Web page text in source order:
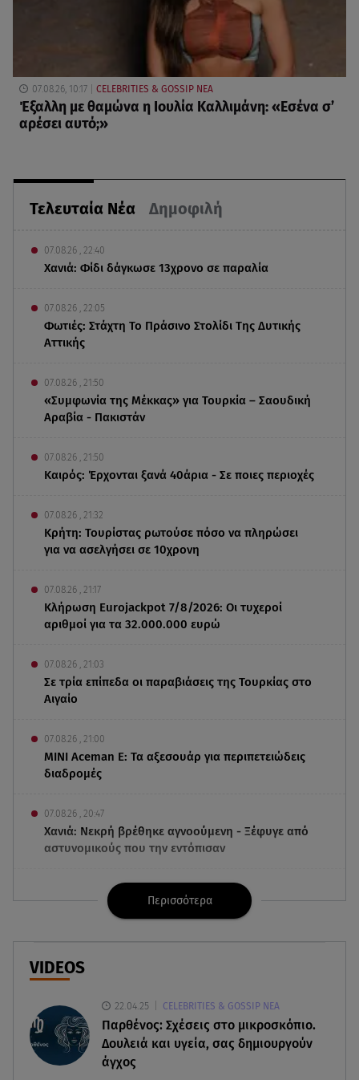
Τελευταία Νέα Δημοφιλή
07.08.26 , 22:40
Χανιά: Φίδι δάγκωσε 13χρονο σε παραλία
07.08.26 , 22:05
Φωτιές: Στάχτη Το Πράσινο Στολίδι Της Δυτικής
Αττικής
07.08.26 , 21:50
«Συμφωνία της Μέκκας» για Τουρκία – Σαουδική
Αραβία - Πακιστάν
07.08.26 , 21:50
Καιρός: Έρχονται ξανά 40άρια - Σε ποιες περιοχές
07.08.26 , 21:32
Κρήτη: Τουρίστας ρωτούσε πόσο να πληρώσει
για να ασελγήσει σε 10χρονη
07.08.26 , 21:17
Κλήρωση Eurojackpot 7/8/2026: Οι τυχεροί
αριθμοί για τα 32.000.000 ευρώ
07.08.26 , 21:03
Σε τρία επίπεδα οι παραβιάσεις της Τουρκίας στο
Αιγαίο
07.08.26 , 21:00
MINI Aceman E: Τα αξεσουάρ για περιπετειώδεις
διαδρομές
07.08.26 , 20:47
Χανιά: Νεκρή βρέθηκε αγνοούμενη - Ξέφυγε από
αστυνομικούς που την εντόπισαν
Μυστράς: Κρίσιμος για το κατηγορητήριο ο
χρόνος θανάτου του 90χρονου
07.08.26 , 20:13
Κυψέλη: Tι βρέθηκε στο διαμέρισμα της
07.08.26 , 19:15
Συντάξεις Σεπτεμβρίου: Πότε θα μπουν τα
χρήματα στους λογαριασμούς
Περισσότερα
VIDEOS
22.04.25 CELEBRITIES & GOSSIP ΝΕΑ
Παρθένος: Σχέσεις στο μικροσκόπιο.
Δουλειά και υγεία, σας δημιουργούν
άγχος
07.08.26, 10:17 CELEBRITIES & GOSSIP ΝΕΑ
Έξαλλη με θαμώνα η Ιουλία Καλλιμάνη: «Εσένα σ’
αρέσει αυτό;»